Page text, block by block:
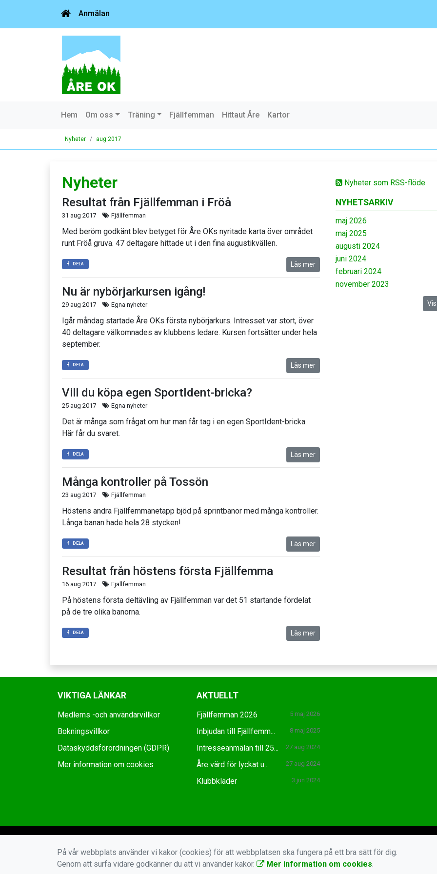
Anmälan
Hem Om oss Träning Fjällfemman Hittaut Åre Kartor
Nyheter aug 2017
Nyheter som RSS-flöde
NYHETSARKIV
maj 2026
maj 2025
augusti 2024
juni 2024
februari 2024
november 2023
Nyheter
Resultat från Fjällfemman i Fröå
31 aug 2017 Fjällfemman
Med beröm godkänt blev betyget för Åre OKs nyritade karta över området
runt Fröå gruva. 47 deltagare hittade ut i den fina augustikvällen.
DELA Läs mer
Nu är nybörjarkursen igång!
29 aug 2017 Egna nyheter
Igår måndag startade Åre OKs första nybörjarkurs. Intresset var stort, över
40 deltagare välkomnades av klubbens ledare. Kursen fortsätter under hela
september.
DELA Läs mer
Vill du köpa egen SportIdent-bricka?
25 aug 2017 Egna nyheter
Det är många som frågat om hur man får tag i en egen SportIdent-bricka.
Här får du svaret.
DELA Läs mer
Många kontroller på Tossön
23 aug 2017 Fjällfemman
Höstens andra Fjällfemmanetapp bjöd på sprintbanor med många kontroller.
Långa banan hade hela 28 stycken!
DELA Läs mer
Resultat från höstens första Fjällfemma
16 aug 2017 Fjällfemman
På höstens första deltävling av Fjällfemman var det 51 startande fördelat
på de tre olika banorna.
DELA Läs mer
VIKTIGA LÄNKAR
Medlems -och användarvillkor
Bokningsvillkor
Dataskyddsförordningen (GDPR)
Mer information om cookies
AKTUELLT
Fjällfemman 2026 5 maj 2026
Inbjudan till Fjällfemm... 8 maj 2025
Intresseanmälan till 25... 27 aug 2024
Åre värd för lyckat u... 27 aug 2024
Klubbkläder 3 jun 2024
På vår webbplats använder vi kakor (cookies) för att webbplatsen ska fungera på ett bra sätt för dig.
Genom att surfa vidare godkänner du att vi använder kakor.
Mer information om cookies.